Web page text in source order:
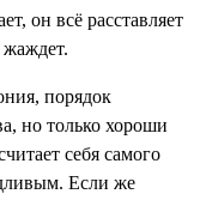
он всё расставляет
порядок
но только хороши
себя самого
Если же